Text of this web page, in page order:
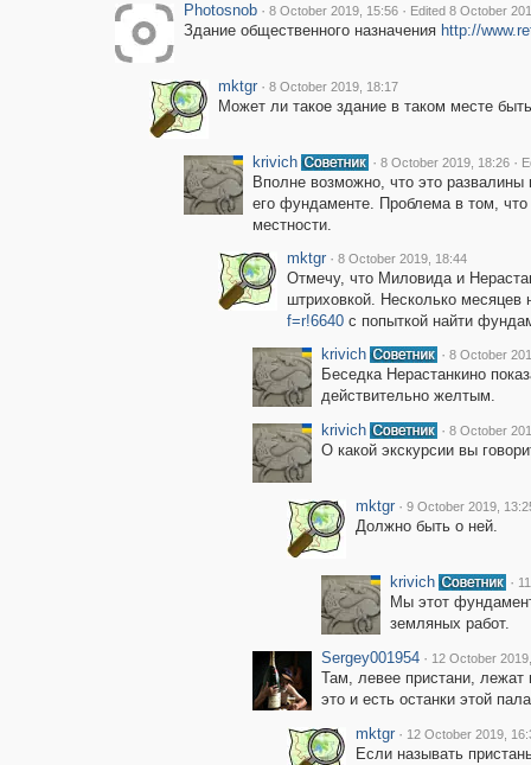
Photosnob · 8 October 2019, 15:56 · Edited 8 October
Здание общественного назначения http://
mktgr · 8 October 2019, 18:17
Может ли такое здание в таком месте
krivich · 8 October 2019, 18:26 ·
Вполне возможно, что это
его фундаменте. Проблема в том,
местности.
mktgr · 8 October 2019, 18:44
Отмечу, что Миловида и
штриховкой. Несколько месяцев
f=r!6640с попыткой найти
krivich
· 8 October
Беседка Нерастанкино
действительно желтым.
krivich
· 8 October
О какой экскурсии вы
mktgr · 9 October 2019,
Должно быть о ней.
krivich ·
Мы этот
земляных работ.
Sergey001954 · 12 October
Там, левее пристани, лежат
это и есть останки этой
mktgr · 12 October 2019,
Если называть